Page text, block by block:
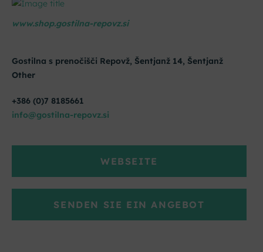
www.shop.gostilna-repovz.si
Gostilna s prenočišči Repovž, Šentjanž 14, Šentjanž
Other
+386 (0)7 8185661
info@gostilna-repovz.si
WEBSEITE
SENDEN SIE EIN ANGEBOT